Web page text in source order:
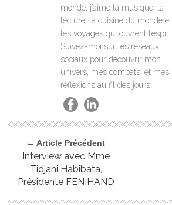
monde, j’aime la musique, la
lecture, la cuisine du monde et
les voyages qui ouvrent l’esprit.
Suivez-moi sur les réseaux
sociaux pour découvrir mon
univers, mes combats, et mes
réflexions au fil des jours.
← Article Précédent
Interview avec Mme
Tidjani Habibata,
Présidente FENIHAND